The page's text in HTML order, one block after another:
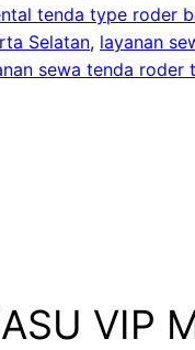
tenda type roder
Selatan, layanan
sewa tenda roder
VIP